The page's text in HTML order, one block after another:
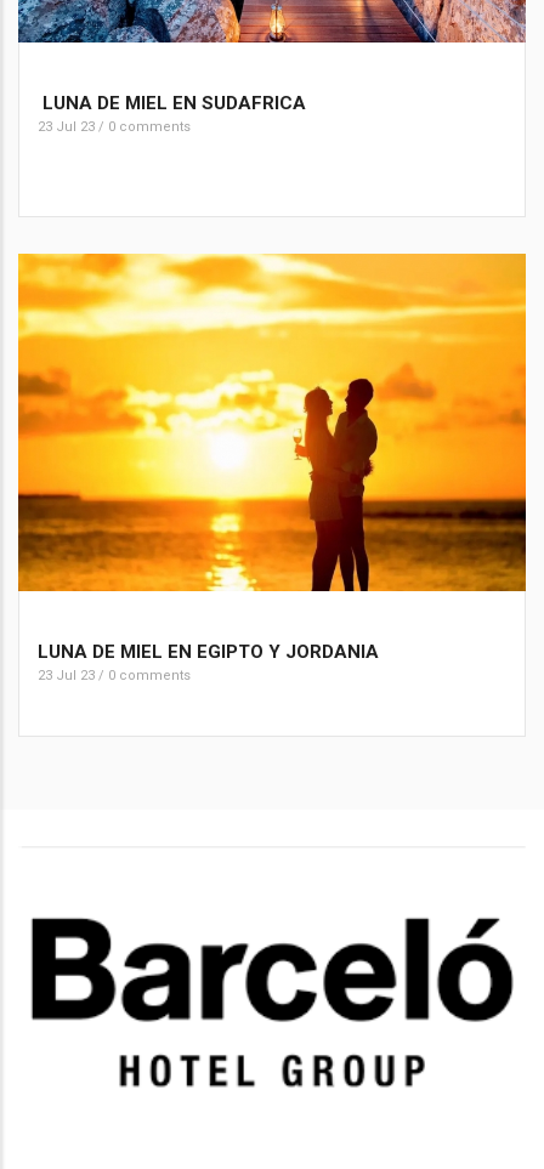
LUNA DE MIEL EN SUDAFRICA
23 Jul 23 / 0 comments
LUNA DE MIEL EN EGIPTO Y JORDANIA
23 Jul 23 / 0 comments